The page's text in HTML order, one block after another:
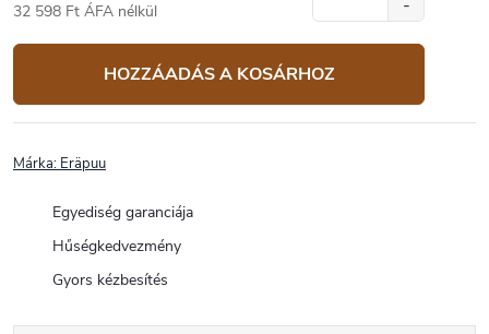
32 598 Ft ÁFA nélkül
HOZZÁADÁS A KOSÁRHOZ
Márka: Eräpuu
Egyediség garanciája
Hűségkedvezmény
Gyors kézbesítés